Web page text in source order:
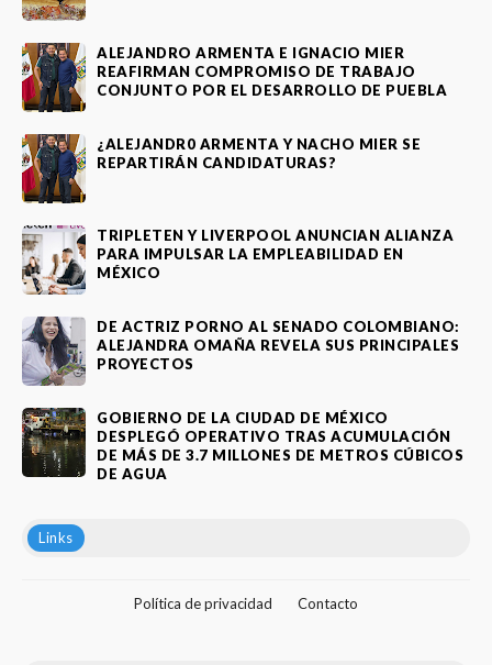
ALEJANDRO ARMENTA E IGNACIO MIER
REAFIRMAN COMPROMISO DE TRABAJO
CONJUNTO POR EL DESARROLLO DE PUEBLA
¿ALEJANDR0 ARMENTA Y NACHO MIER SE
REPARTIRÁN CANDIDATURAS?
TRIPLETEN Y LIVERPOOL ANUNCIAN ALIANZA
PARA IMPULSAR LA EMPLEABILIDAD EN
MÉXICO
DE ACTRIZ PORNO AL SENADO COLOMBIANO:
ALEJANDRA OMAÑA REVELA SUS PRINCIPALES
PROYECTOS
GOBIERNO DE LA CIUDAD DE MÉXICO
DESPLEGÓ OPERATIVO TRAS ACUMULACIÓN
DE MÁS DE 3.7 MILLONES DE METROS CÚBICOS
DE AGUA
Links
Política de privacidad Contacto